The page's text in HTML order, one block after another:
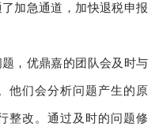
加急通道，加快退税申报
，优鼎嘉的团队会及时与
他们会分析问题产生的原
整改。通过及时的问题修